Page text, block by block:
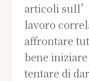
articoli
lavoro
affrontare
bene
tentare di